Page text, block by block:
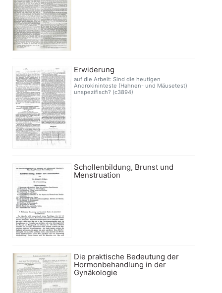
Erwiderung
auf die Arbeit: Sind die heutigen
Androkininteste (Hahnen- und Mäusetest)
unspezifisch? (c3894)
Schollenbildung, Brunst und
Menstruation
Die praktische Bedeutung der
Hormonbehandlung in der
Gynäkologie